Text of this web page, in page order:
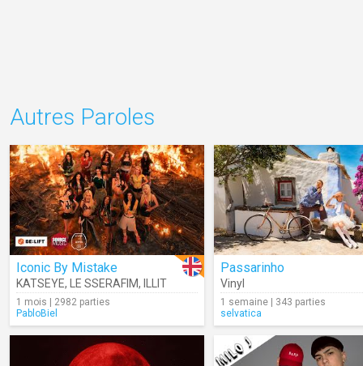
Autres Paroles
Iconic By Mistake
KATSEYE, LE SSERAFIM, ILLIT
1 mois | 2982 parties
PabloBiel
Passarinho
Vinyl
1 semaine | 343 parties
selvatica